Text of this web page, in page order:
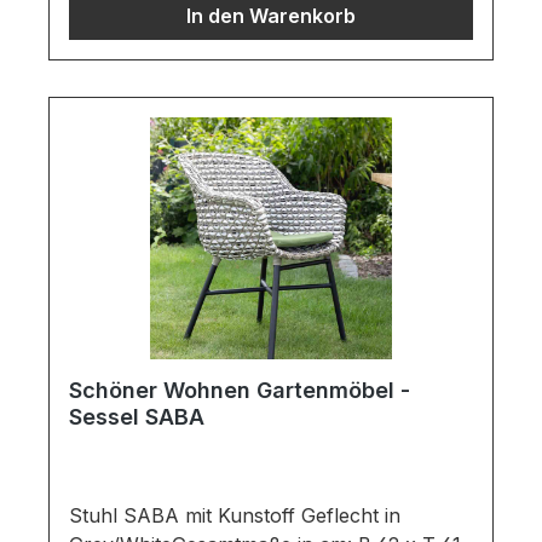
GeflechtStuhlgestell in schwarzen
können auf verschiedenen Bildschirmen
abweichen. Deko oder andere Beimöbel
sind nicht enthalten. Abbildung kann
abweichen.
In den Warenkorb
Schöner Wohnen Gartenmöbel -
Sessel SABA
Stuhl SABA mit Kunstoff Geflecht in